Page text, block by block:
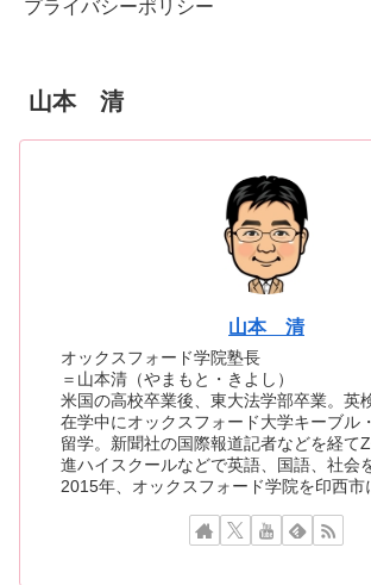
プライバシーポリシー
山本 清
山本 清
オックスフォード学院塾長
＝山本清（やまもと・きよし）
米国の高校卒業後、東大法学部卒業。英
在学中にオックスフォード大学キーブル
留学。新聞社の国際報道記者などを経て
進ハイスクールなどで英語、国語、社会
2015年、オックスフォード学院を印西市